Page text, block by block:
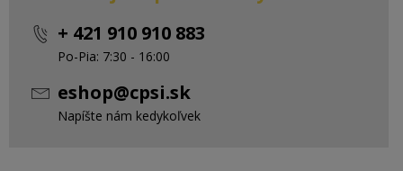
+ 421 910 910 883
Po-Pia: 7:30 - 16:00
eshop@cpsi.sk
Napíšte nám kedykoľvek